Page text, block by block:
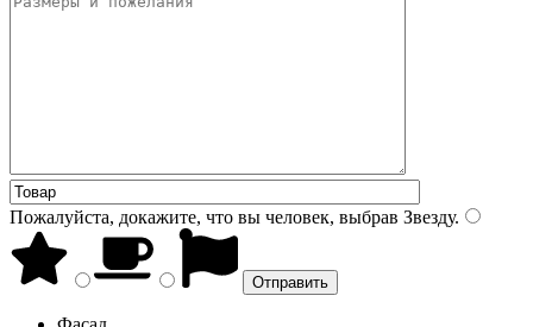
Пожалуйста, докажите, что вы человек, выбрав Звезду.